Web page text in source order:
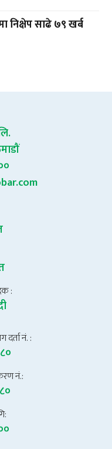
निक्षेप साढे ७९ खर्ब
:
दर्ता नं. :
नं.: